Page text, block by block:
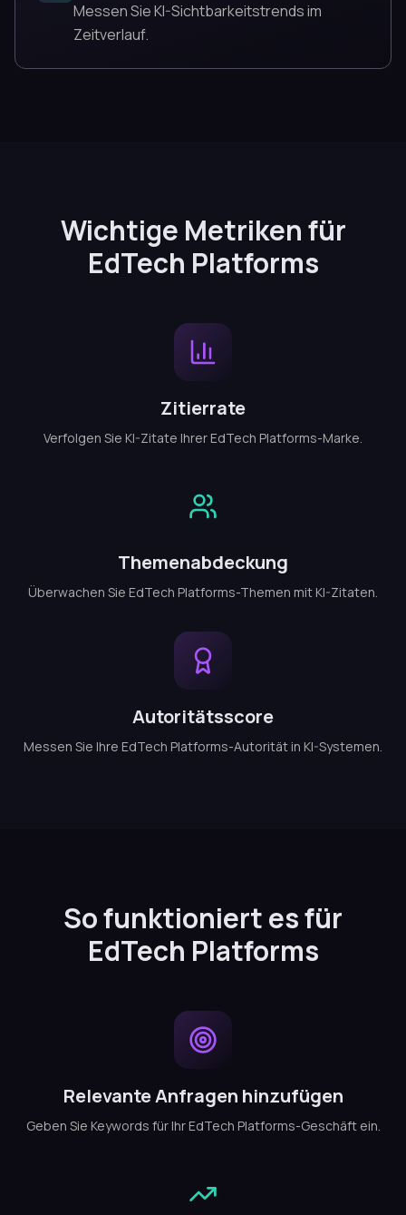
Messen Sie KI-Sichtbarkeitstrends im
Zeitverlauf.
Wichtige Metriken für
EdTech Platforms
Zitierrate
Verfolgen Sie KI-Zitate Ihrer EdTech Platforms-Marke.
Themenabdeckung
Überwachen Sie EdTech Platforms-Themen mit KI-Zitaten.
Autoritätsscore
Messen Sie Ihre EdTech Platforms-Autorität in KI-Systemen.
So funktioniert es für
EdTech Platforms
Relevante Anfragen hinzufügen
Geben Sie Keywords für Ihr EdTech Platforms-Geschäft ein.